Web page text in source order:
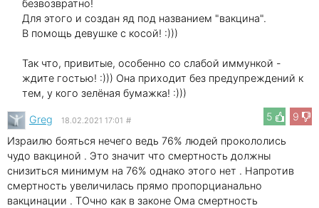
безвозвратно!
Для этого и создан яд под названием "вакцина".
В помощь девушке с косой! :)))
Так что, привитые, особенно со слабой иммункой -
ждите гостью! :))) Она приходит без предупреждений к
тем, у кого зелёная бумажка! :)))
5
9
Greg 18.02.2021 17:01 #
Израилю бояться нечего ведь 76% людей прокололись
чудо вакциной . Это значит что смертность должны
снизиться минимум на 76% однако этого нет . Напротив
смертность увеличилась прямо пропорцианально
вакцинации . ТОчно как в законе Ома смертность